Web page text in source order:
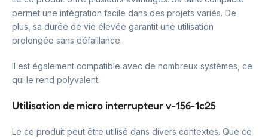
permet une intégration facile dans des projets variés. De
plus, sa durée de vie élevée garantit une utilisation
prolongée sans défaillance.
Il est également compatible avec de nombreux systèmes, ce
qui le rend polyvalent.
Utilisation de micro interrupteur v-156-1c25
Le ce produit peut être utilisé dans divers contextes. Que ce